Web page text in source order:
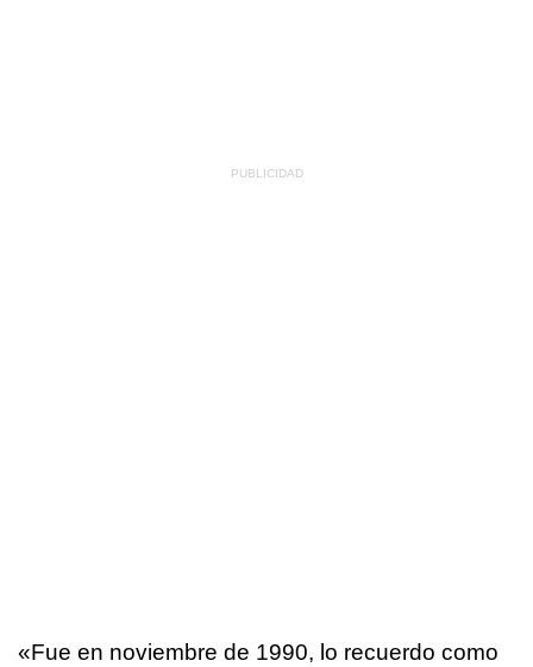
«Fue en noviembre de 1990, lo recuerdo como